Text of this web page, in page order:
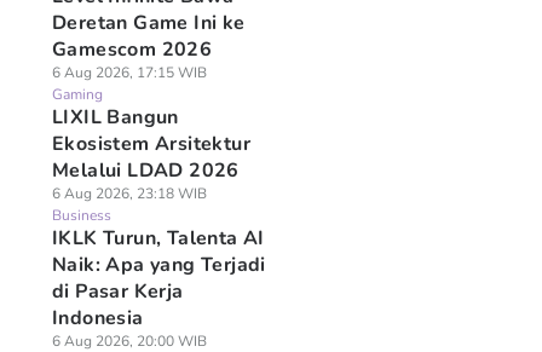
Deretan Game Ini ke
Gamescom 2026
6 Aug 2026, 17:15 WIB
Gaming
LIXIL Bangun
Ekosistem Arsitektur
Melalui LDAD 2026
6 Aug 2026, 23:18 WIB
Business
IKLK Turun, Talenta AI
Naik: Apa yang Terjadi
di Pasar Kerja
Indonesia
6 Aug 2026, 20:00 WIB